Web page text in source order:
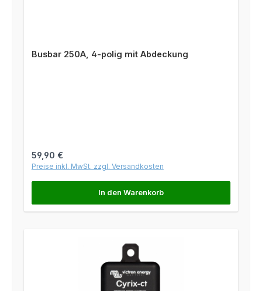
Busbar 250A, 4-polig mit Abdeckung
Regulärer Preis:
59,90 €
Preise inkl. MwSt. zzgl. Versandkosten
In den Warenkorb